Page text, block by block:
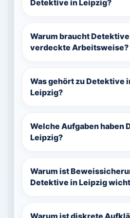
Detektive in Leipzig?
Warum braucht
verdeckte Arbeitsweise?
Was gehört zu Detektive
Leipzig?
Welche Aufgaben haben
Leipzig?
Warum ist
Detektive in Leipzig
Warum ist diskrete